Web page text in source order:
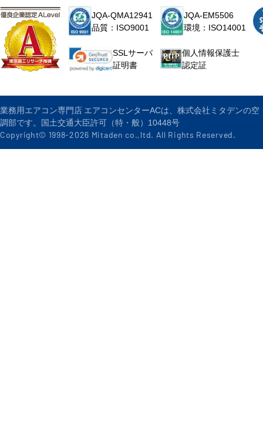
JQA-QMA12941
品質：ISO9001
JQA-EM5506
環境：ISO14001
SSLサーバ
証明書
個人情報保護士
認定証
業務用エアコン専門店 エアコンセンターACは、株式会社ミタデンの空
調部です。国土交通大臣許可（特・般）10448号
Copyright© 1998-2026 Mitaden co.,ltd. All Rights Reserved.